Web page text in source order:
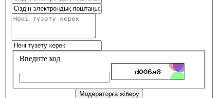
Введите код
Модераторға жіберу